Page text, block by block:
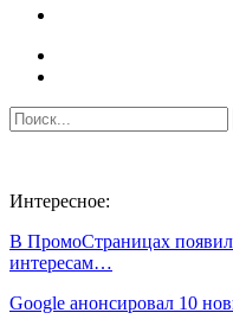
Интересное:
В ПромоСтраницах
интересам…
Google анонсировал 10